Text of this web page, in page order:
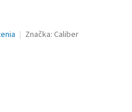
Značka: Caliber